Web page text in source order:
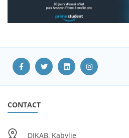
CONTACT
DIKAB, Kabylie